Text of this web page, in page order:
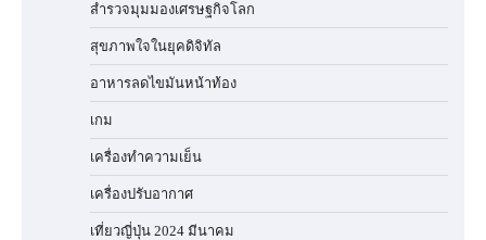
สำรวจมุมมองเศรษฐกิจโลก
สุขภาพใจในยุคดิจิทัล
อาหารลดไขมันหน้าท้อง
เกม
เครื่องทำความเย็น
เครื่องปรับอากาศ
เที่ยวญี่ปุ่น 2024 มีนาคม